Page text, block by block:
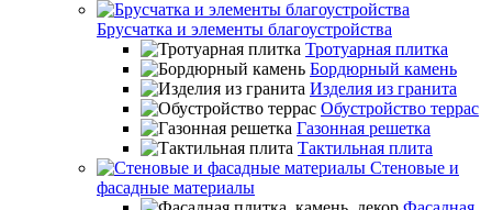
Брусчатка и элементы благоустройства
Тротуарная плитка
Бордюрный камень
Изделия из гранита
Обустройство террас
Газонная решетка
Тактильная плита
Стеновые и
фасадные материалы